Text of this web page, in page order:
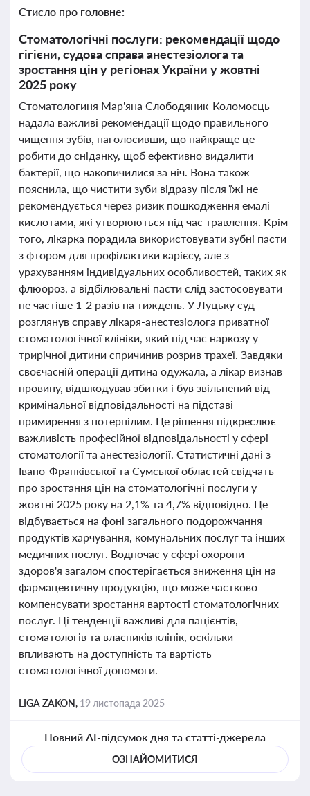
Стисло про головне:
Стоматологічні послуги: рекомендації щодо
гігієни, судова справа анестезіолога та
зростання цін у регіонах України у жовтні
2025 року
Стоматологиня Мар'яна Слободяник-Коломоєць
надала важливі рекомендації щодо правильного
чищення зубів, наголосивши, що найкраще це
робити до сніданку, щоб ефективно видалити
бактерії, що накопичилися за ніч. Вона також
пояснила, що чистити зуби відразу після їжі не
рекомендується через ризик пошкодження емалі
кислотами, які утворюються під час травлення. Крім
того, лікарка порадила використовувати зубні пасти
з фтором для профілактики карієсу, але з
урахуванням індивідуальних особливостей, таких як
флюороз, а відбілювальні пасти слід застосовувати
не частіше 1-2 разів на тиждень. У Луцьку суд
розглянув справу лікаря-анестезіолога приватної
стоматологічної клініки, який під час наркозу у
трирічної дитини спричинив розрив трахеї. Завдяки
своєчасній операції дитина одужала, а лікар визнав
провину, відшкодував збитки і був звільнений від
кримінальної відповідальності на підставі
примирення з потерпілим. Це рішення підкреслює
важливість професійної відповідальності у сфері
стоматології та анестезіології. Статистичні дані з
Івано-Франківської та Сумської областей свідчать
про зростання цін на стоматологічні послуги у
жовтні 2025 року на 2,1% та 4,7% відповідно. Це
відбувається на фоні загального подорожчання
продуктів харчування, комунальних послуг та інших
медичних послуг. Водночас у сфері охорони
здоров'я загалом спостерігається зниження цін на
фармацевтичну продукцію, що може частково
компенсувати зростання вартості стоматологічних
послуг. Ці тенденції важливі для пацієнтів,
стоматологів та власників клінік, оскільки
впливають на доступність та вартість
стоматологічної допомоги.
LIGA ZAKON, 19 листопада 2025
Повний AI-підсумок дня та статті-джерела
ОЗНАЙОМИТИСЯ